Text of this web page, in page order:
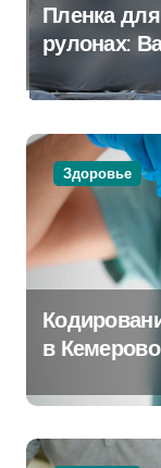
Пленка
рулонах:
и
Здоровье
в